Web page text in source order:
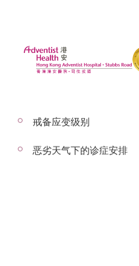
戒备应变级别
恶劣天气下的诊症安排